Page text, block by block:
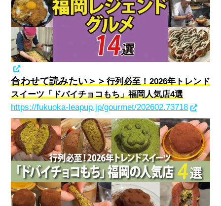
合わせて読みたい＞＞ 行列必至！2026年トレンド
スイーツ「ドバイチョコもち」福岡人気店4選
https://fukuoka-leapup.jp/gourmet/202602.73718